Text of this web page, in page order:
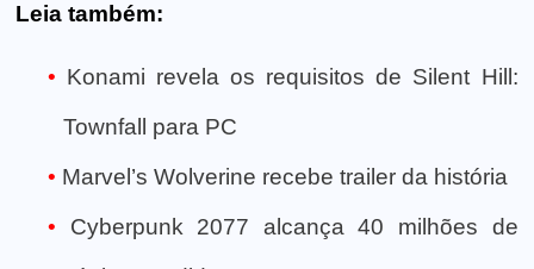
Leia também:
Konami revela os requisitos de Silent Hill:
Townfall para PC
Marvel’s Wolverine recebe trailer da história
Cyberpunk 2077 alcança 40 milhões de